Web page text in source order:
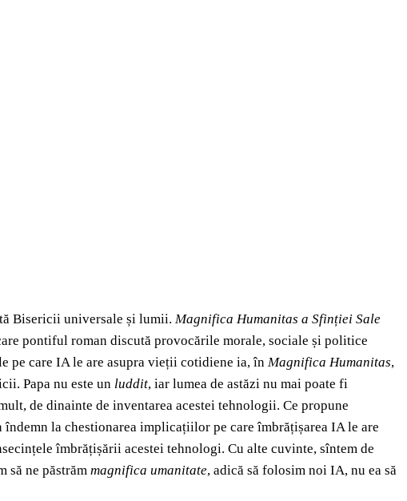
Bisericii universale și lumii. Magnifica Humanitas a Sfinției Sale
pontiful roman discută provocările morale, sociale și politice
pe care IA le are asupra vieții cotidiene ia, în Magnifica Humanitas,
Papa nu este un luddit, iar lumea de astăzi nu mai poate fi
de dinainte de inventarea acestei tehnologii. Ce propune
la chestionarea implicațiilor pe care îmbrățișarea IA le are
îmbrățișării acestei tehnologi. Cu alte cuvinte, sîntem de
să ne păstrăm magnifica umanitate, adică să folosim noi IA, nu ea să